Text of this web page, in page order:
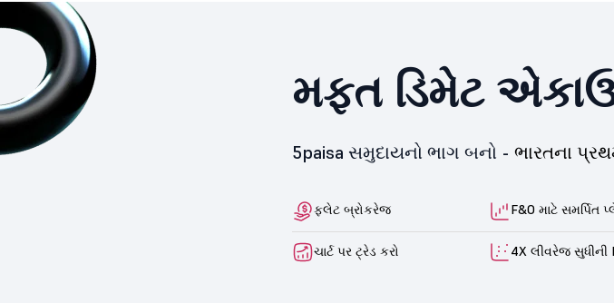
મફત ડિમેટ
5paisa સમુદાયનો ભાગ બનો - ભારતના
ફ્લેટ બ્રોકરેજ F&O માટે સમર્પિત
ચાર્ટ પર ટ્રેડ કરો 4X લીવરેજ સુધીની